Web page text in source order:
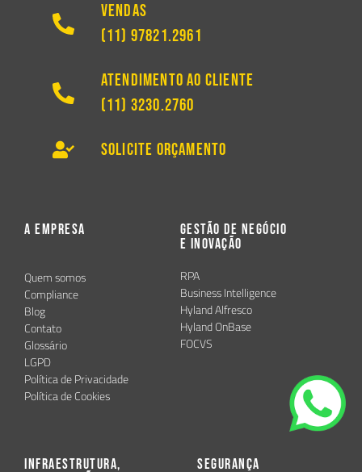
Vendas
(11) 97821.2961
Atendimento ao Cliente
(11) 3230.2760
Solicite Orçamento
A Empresa
Quem somos
Compliance
Blog
Contato
Glossário
LGPD
Política de Privacidade
Política de Cookies
Gestão de Negócio
e Inovação
RPA
Business Intelligence
Hyland Alfresco
Hyland OnBase
FOCVS
Infraestrutura,
Segurança